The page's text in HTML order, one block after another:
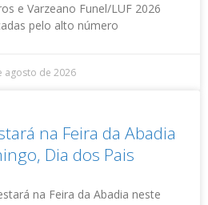
e Varzeano Funel/LUF 2026
pelo alto número
agosto de 2026
na Feira da Abadia
Dia dos Pais
na Feira da Abadia neste